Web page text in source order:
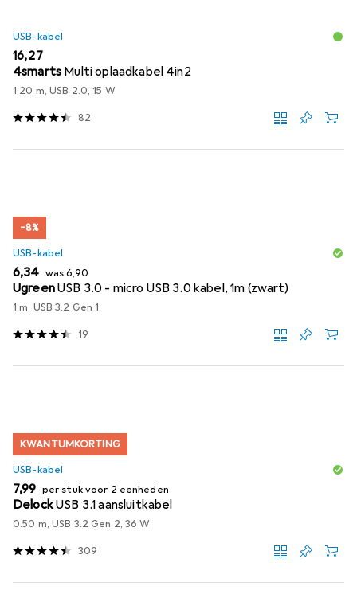
USB-kabel
EUR
16,27
4smarts Multi oplaadkabel 4in2
1.20 m, USB 2.0, 15 W
82
−8%
USB-kabel
EUR
6,34 wasEUR
6,90
UgreenUSB 3.0 - micro USB 3.0 kabel, 1m (zwart)
1 m, USB 3.2 Gen 1
19
KWANTUMKORTING
USB-kabel
EUR
7,99 per stuk voor 2 eenheden
DelockUSB 3.1 aansluitkabel
0.50 m, USB 3.2 Gen 2, 36 W
309